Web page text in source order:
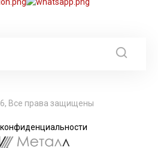
Все права защищены